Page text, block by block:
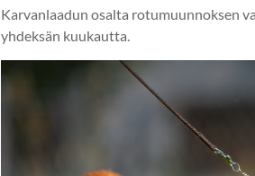
Karvanlaadun osalta rotumuunnoksen
yhdeksän kuukautta.